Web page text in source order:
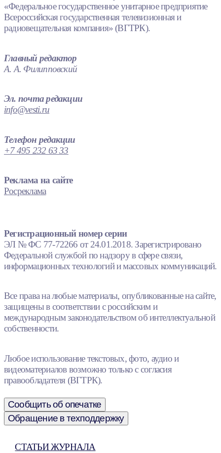
«Федеральное государственное унитарное предприятие
Всероссийская государственная телевизионная и
радиовещательная компания» (ВГТРК).
Главный редактор
А. А. Филипповский
Эл. почта редакции
info@vesti.ru
Телефон редакции
+7 495 232 63 33
Реклама на сайте
Росреклама
Регистрационный номер серии
ЭЛ № ФС 77-72266 от 24.01.2018. Зарегистрировано
Федеральной службой по надзору в сфере связи,
информационных технологий и массовых коммуникаций.
Все права на любые материалы, опубликованные на сайте,
защищены в соответствии с российским и
международным законодательством об интеллектуальной
собственности.
Любое использование текстовых, фото, аудио и
видеоматериалов возможно только с согласия
правообладателя (ВГТРК).
Сообщить об опечатке
Обращение в техподдержку
СТАТЬИ ЖУРНАЛА